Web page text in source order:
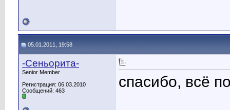
05.01.2011, 19:58
-Сеньорита-
Senior Member
Регистрация: 06.03.2010
Сообщений: 463
спасибо, всё